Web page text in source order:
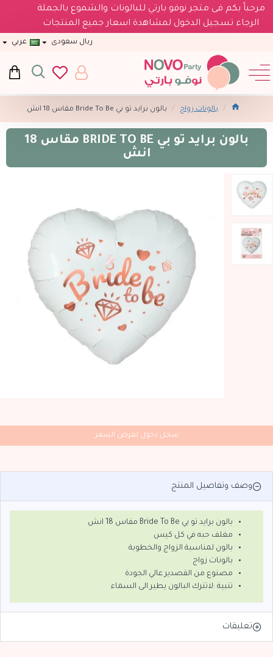
مرحباً بكم فى متجر نوفو بارتي للبالونات والشموع بالجملة
الرجاء تسجيل الدخول لمشاهدة اسعار جميع المنتجات
ريال سعودى عربي
بالونات زواج بالون برايد تو بي Bride To Be مقاس 18 انش
بالون برايد تو بي BRIDE TO BE مقاس 18
انش
سجل دخول لعرض السعر
وصف وتفاصيل المنتج
بالون برايد تو بي Bride To Be مقاس 18 انش
مغلف حبه في كل كيس
بالون لمناسبة الزواج والخطوبة
بالونات زواج
مصنوع من القصدير عالي الجودة
تنبية :لاتترك البالون يطير الى السماء
تعليقات